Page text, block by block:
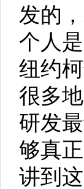
发的
个人
纽约
很多
研发
够真
讲到